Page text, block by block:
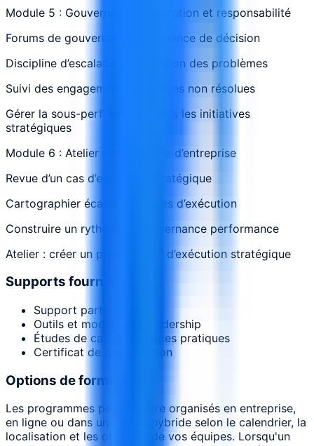
Module 5 : Gouvernance d’exécution et responsabilité
Forums de gouvernance et cadence de décision
Discipline d’escalade et résolution des problèmes
Suivi des engagements et actions non résolues
Gérer la sous-performance dans les initiatives
stratégiques
Module 6 : Atelier performance d’entreprise
Revue d’un cas d’exécution stratégique
Cartographier écarts et risques d’exécution
Construire un rythme de gouvernance performance
Atelier : créer un plan d’action d’exécution stratégique
Supports fournis
Support participant
Outils et modèles de leadership
Études de cas et exercices pratiques
Certificat de participation
Options de formation
Les programmes peuvent être organisés en entreprise,
en ligne ou dans un format hybride selon le calendrier, la
localisation et les objectifs de vos équipes. Lorsqu'un